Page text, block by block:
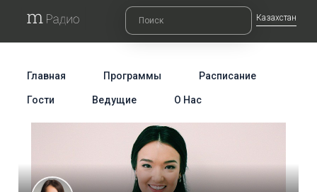
Казахстан
Главная Программы Расписание
Гости Ведущие О Нас